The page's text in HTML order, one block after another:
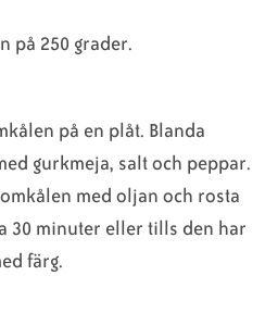
på 250 grader.
på en plåt. Blanda
gurkmeja, salt och peppar.
med oljan och rosta
30 minuter eller tills den har
färg.